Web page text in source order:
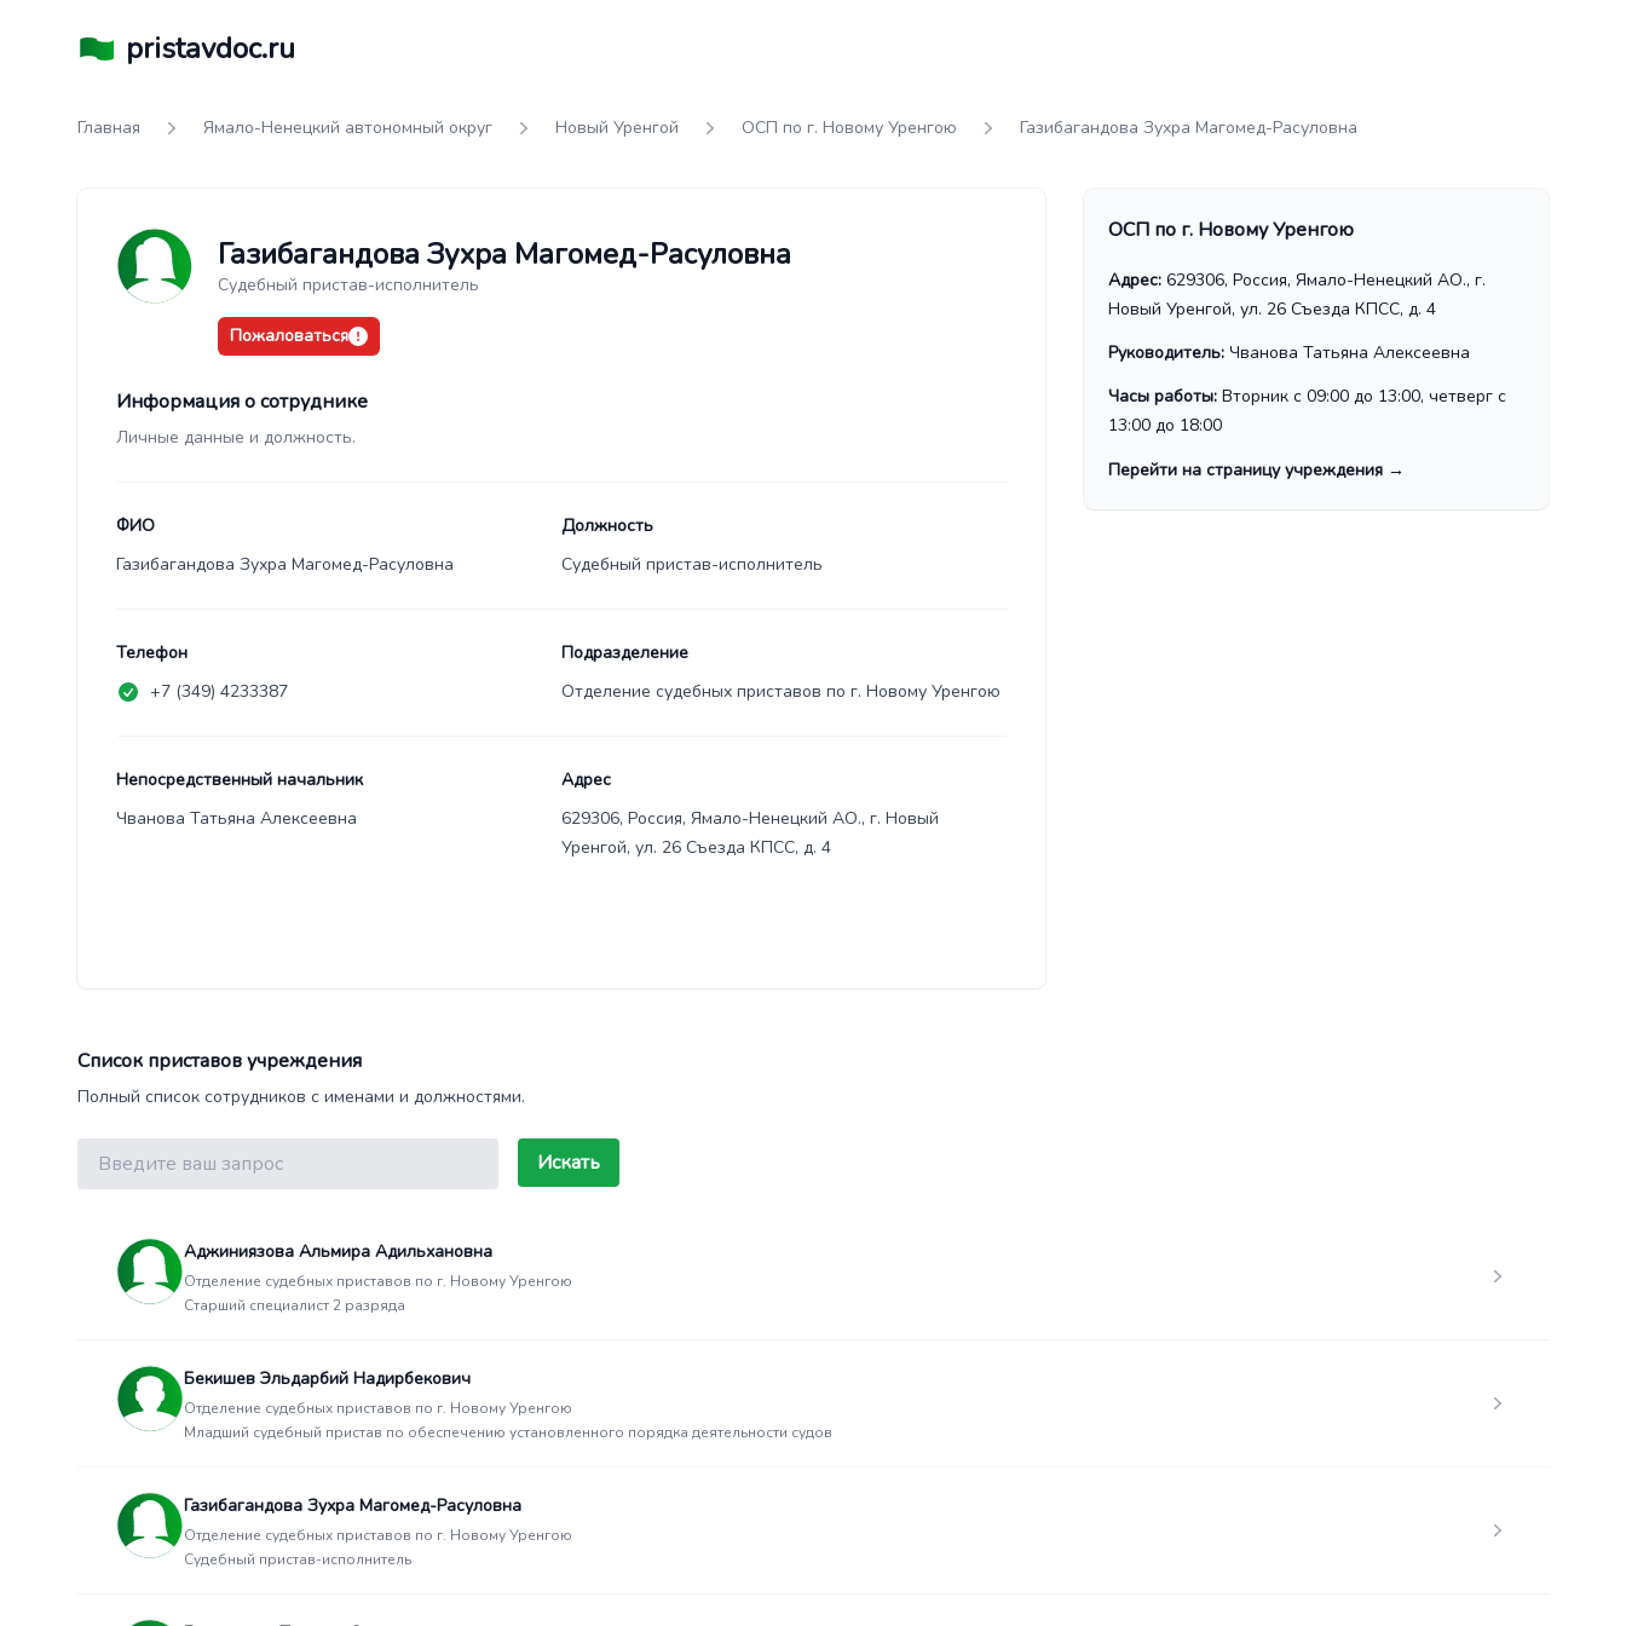
pristavdoc.ru
Главная Ямало-Ненецкий автономный округ Новый Уренгой ОСП по г. Новому Уренгою Газибагандова Зухра Магомед-Расуловна
Газибагандова Зухра Магомед-Расуловна
Судебный пристав-исполнитель
Пожаловаться
Информация о сотруднике
Личные данные и должность.
ФИО
Газибагандова Зухра Магомед-Расуловна
Должность
Судебный пристав-исполнитель
Телефон
+7 (349) 4233387
Подразделение
Отделение судебных приставов по г. Новому Уренгою
Непосредственный начальник
Чванова Татьяна Алексеевна
Адрес
629306, Россия, Ямало-Ненецкий АО., г. Новый
Уренгой, ул. 26 Съезда КПСС, д. 4
ОСП по г. Новому Уренгою
Адрес: 629306, Россия, Ямало-Ненецкий АО., г.
Новый Уренгой, ул. 26 Съезда КПСС, д. 4
Руководитель: Чванова Татьяна Алексеевна
Часы работы: Вторник с 09:00 до 13:00, четверг с
13:00 до 18:00
Перейти на страницу учреждения →
Список приставов учреждения
Полный список сотрудников с именами и должностями.
Поиск Искать
Аджиниязова Альмира Адильхановна
Отделение судебных приставов по г. Новому Уренгою
Старший специалист 2 разряда
Бекишев Эльдарбий Надирбекович
Отделение судебных приставов по г. Новому Уренгою
Младший судебный пристав по обеспечению установленного порядка деятельности судов
Газибагандова Зухра Магомед-Расуловна
Отделение судебных приставов по г. Новому Уренгою
Судебный пристав-исполнитель